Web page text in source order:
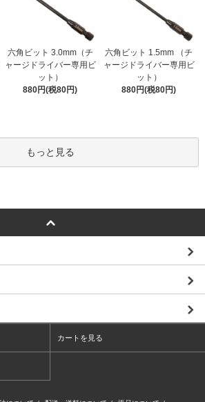
六角ビット 3.0mm（チ
ャージドライバー専用ビ
ット）
880円(税80円)
六角ビット 1.5mm （チ
ャージドライバー専用ビ
ット）
880円(税80円)
もっと見る
カートを見る